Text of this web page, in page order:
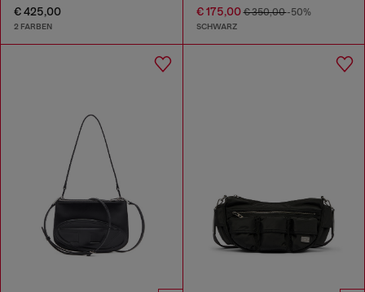
€ 425,00
2 FARBEN
€ 175,00€ 350,00-50%
SCHWARZ